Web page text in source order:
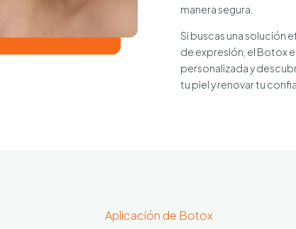
manera segura.
Si buscas una solución
de expresión, el Botox
personalizada y
tu piel y renovar tu
Aplicación de Botox